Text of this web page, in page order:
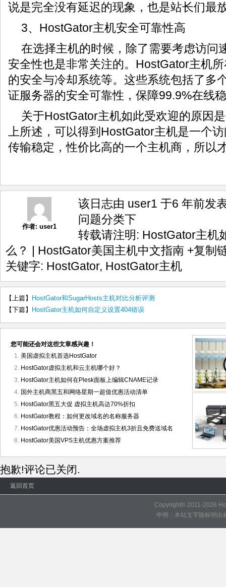
说是完全没有延迟的现象，也是站长们最
3、HostGator主机安全可靠性高
在选择主机的时候，除了需要考虑访问
安全性也是非常关注的。HostGator主机
的安全与冷却系统等。这些系统包括了多
证服务器的安全可靠性，保障99.9%在线
关于HostGator主机如此受欢迎的原因
上所述，可以得到HostGator主机是一个
传输稳定，性价比高的一个主机商，所以
作者: user1
该日志由 user1 于6 年前发
问题分类下
转载请注明: HostGator主机
么？ | HostGator美国主机中文指南 +复制
关键字: HostGator, HostGator主机
【上篇】
HostGator和SugarHosts主机对比分析评测
【下篇】
HostGator主机如何自定义设置404错误
您可能还会对这些文章感兴趣！
美国虚拟主机首选HostGator
HostGator虚拟主机和云主机哪个好？
HostGator主机如何在Plesk面板上编辑CNAME记录
国外主机商黑五和网络星期一超值优惠活动清单
HostGator黑五大促 虚拟主机高达70%折扣
HostGator教程：如何更改域名的名称服务器
HostGator优惠活动预告：全场虚拟主机3折且免费送域名
HostGator美国VPS主机优惠方案推荐
抱歉!评论已关闭.
返回首页
Copyright© 2011-2026
申明：本站文字除标明出